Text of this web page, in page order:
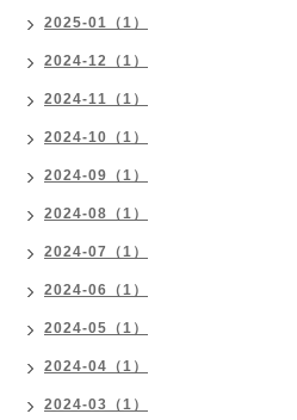
2025-01（1）
2024-12（1）
2024-11（1）
2024-10（1）
2024-09（1）
2024-08（1）
2024-07（1）
2024-06（1）
2024-05（1）
2024-04（1）
2024-03（1）